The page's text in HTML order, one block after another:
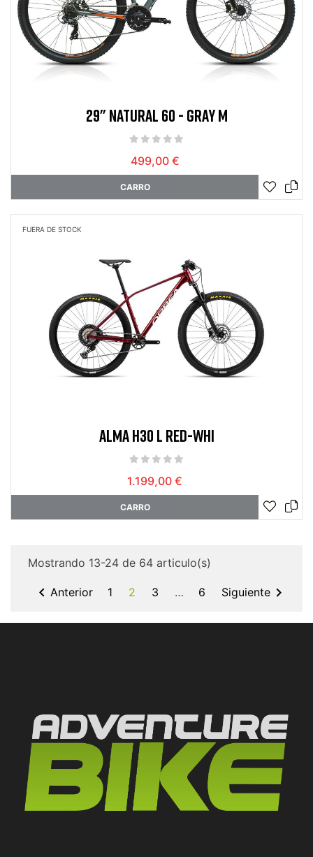
29" NATURAL 60 - GRAY M
499,00 €
CARRO
FUERA DE STOCK
ALMA H30 L RED-WHI
1.199,00 €
CARRO
Mostrando 13-24 de 64 articulo(s)
 Anterior 1 2 3 … 6 Siguiente 